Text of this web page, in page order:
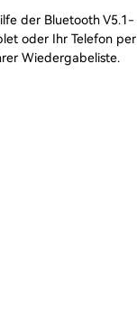
der Bluetooth V5.1-
oder Ihr Telefon per
Wiedergabeliste.